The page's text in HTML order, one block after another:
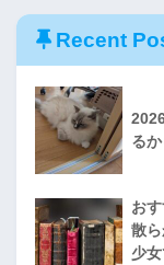
Recent
る
お
散
少